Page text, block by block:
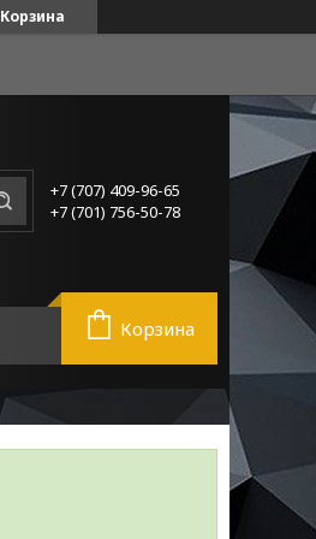
Корзина
+7 (707) 409-96-65
+7 (701) 756-50-78
Корзина